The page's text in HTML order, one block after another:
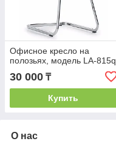
Офисное кресло на
полозьях, модель LA-815q
30 000 ₸
Купить
О нас